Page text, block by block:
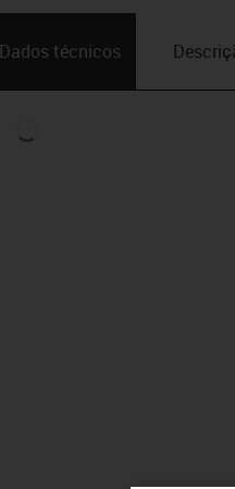
Dados técnicos